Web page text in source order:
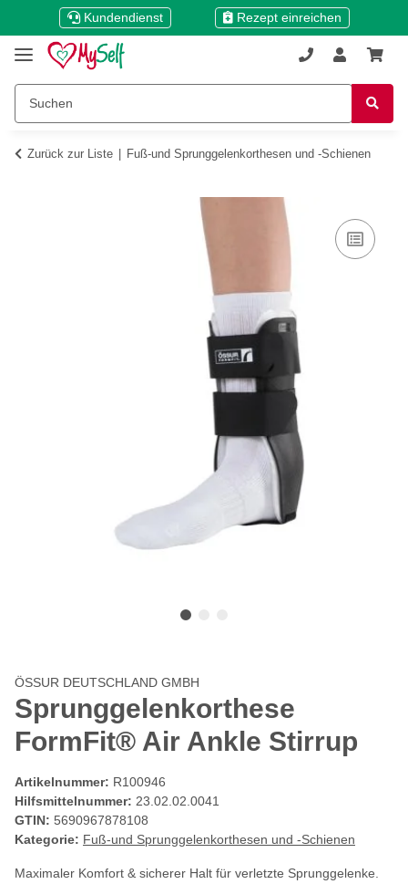
Kundendienst Rezept einreichen
Zurück zur Liste Fuß-und Sprunggelenkorthesen und -Schienen
ÖSSUR DEUTSCHLAND GMBH
Sprunggelenkorthese
FormFit® Air Ankle Stirrup
Artikelnummer: R100946
Hilfsmittelnummer: 23.02.02.0041
GTIN: 5690967878108
Kategorie: Fuß-und Sprunggelenkorthesen und -Schienen
Maximaler Komfort & sicherer Halt für verletzte Sprunggelenke.